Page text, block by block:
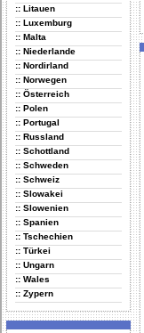
:: Litauen
:: Luxemburg
:: Malta
:: Niederlande
:: Nordirland
:: Norwegen
:: Österreich
:: Polen
:: Portugal
:: Russland
:: Schottland
:: Schweden
:: Schweiz
:: Slowakei
:: Slowenien
:: Spanien
:: Tschechien
:: Türkei
:: Ungarn
:: Wales
:: Zypern